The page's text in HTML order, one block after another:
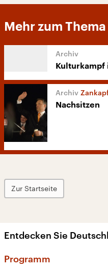
Mehr zum Thema
Kulturkampf
Nachsitzen
Zur Startseite
Entdecken Sie
Programm